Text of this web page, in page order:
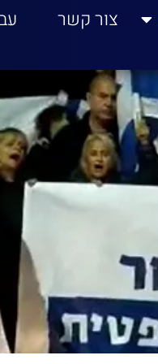
צור קשר